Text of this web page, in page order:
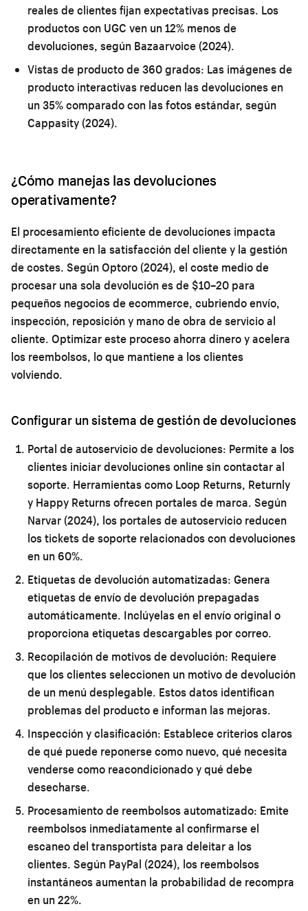
reales de clientes fijan expectativas precisas. Los
productos con UGC ven un 12% menos de
devoluciones, según Bazaarvoice (2024).
Vistas de producto de 360 grados: Las imágenes de
producto interactivas reducen las devoluciones en
un 35% comparado con las fotos estándar, según
Cappasity (2024).
¿Cómo manejas las devoluciones
operativamente?
El procesamiento eficiente de devoluciones impacta
directamente en la satisfacción del cliente y la gestión
de costes. Según Optoro (2024), el coste medio de
procesar una sola devolución es de $10–20 para
pequeños negocios de ecommerce, cubriendo envío,
inspección, reposición y mano de obra de servicio al
cliente. Optimizar este proceso ahorra dinero y acelera
los reembolsos, lo que mantiene a los clientes
volviendo.
Configurar un sistema de gestión de devoluciones
Portal de autoservicio de devoluciones: Permite a los
clientes iniciar devoluciones online sin contactar al
soporte. Herramientas como Loop Returns, Returnly
y Happy Returns ofrecen portales de marca. Según
Narvar (2024), los portales de autoservicio reducen
los tickets de soporte relacionados con devoluciones
en un 60%.
Etiquetas de devolución automatizadas: Genera
etiquetas de envío de devolución prepagadas
automáticamente. Inclúyelas en el envío original o
proporciona etiquetas descargables por correo.
Recopilación de motivos de devolución: Requiere
que los clientes seleccionen un motivo de devolución
de un menú desplegable. Estos datos identifican
problemas del producto e informan las mejoras.
Inspección y clasificación: Establece criterios claros
de qué puede reponerse como nuevo, qué necesita
venderse como reacondicionado y qué debe
desecharse.
Procesamiento de reembolsos automatizado: Emite
reembolsos inmediatamente al confirmarse el
escaneo del transportista para deleitar a los
clientes. Según PayPal (2024), los reembolsos
instantáneos aumentan la probabilidad de recompra
en un 22%.